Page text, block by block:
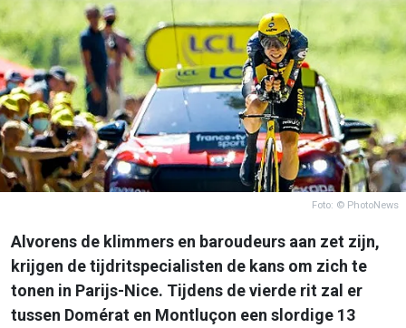
Foto: © PhotoNews
Alvorens de klimmers en baroudeurs aan zet zijn,
krijgen de tijdritspecialisten de kans om zich te
tonen in Parijs-Nice. Tijdens de vierde rit zal er
tussen Domérat en Montluçon een slordige 13